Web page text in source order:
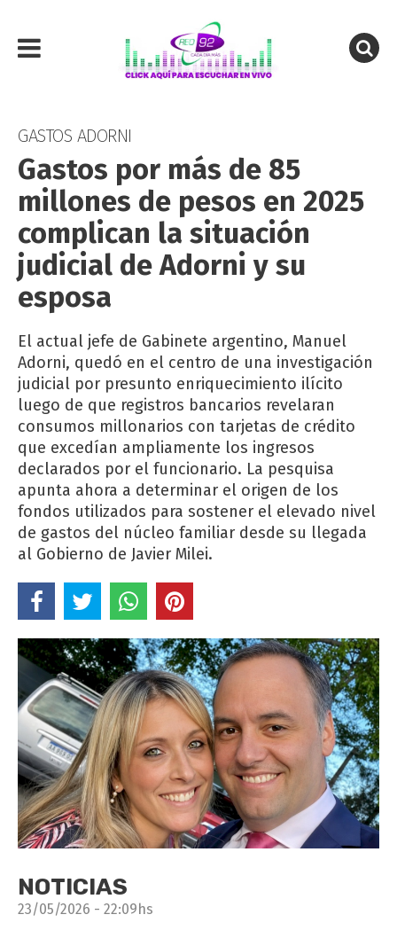
GASTOS ADORNI
Gastos por más de 85
millones de pesos en 2025
complican la situación
judicial de Adorni y su
esposa
El actual jefe de Gabinete argentino, Manuel
Adorni, quedó en el centro de una investigación
judicial por presunto enriquecimiento ilícito
luego de que registros bancarios revelaran
consumos millonarios con tarjetas de crédito
que excedían ampliamente los ingresos
declarados por el funcionario. La pesquisa
apunta ahora a determinar el origen de los
fondos utilizados para sostener el elevado nivel
de gastos del núcleo familiar desde su llegada
al Gobierno de Javier Milei.
NOTICIAS
23/05/2026 - 22:09hs